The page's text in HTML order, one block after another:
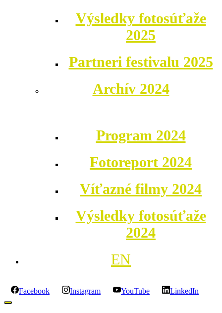
Výsledky fotosúťaže
2025
Partneri festivalu 2025
Archív 2024
Program 2024
Fotoreport 2024
Víťazné filmy 2024
Výsledky fotosúťaže
2024
EN
Facebook Instagram YouTube LinkedIn